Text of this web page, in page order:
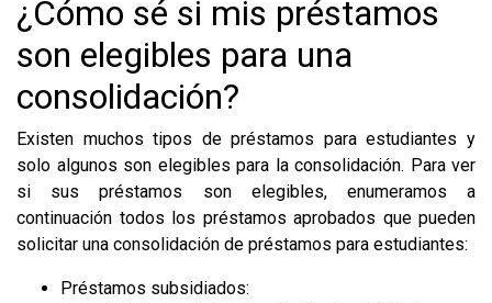
¿Cómo sé si mis préstamos
son elegibles para una
consolidación?
Existen muchos tipos de préstamos para estudiantes y
solo algunos son elegibles para la consolidación. Para ver
si sus préstamos son elegibles, enumeramos a
continuación todos los préstamos aprobados que pueden
solicitar una consolidación de préstamos para estudiantes:
Préstamos subsidiados: